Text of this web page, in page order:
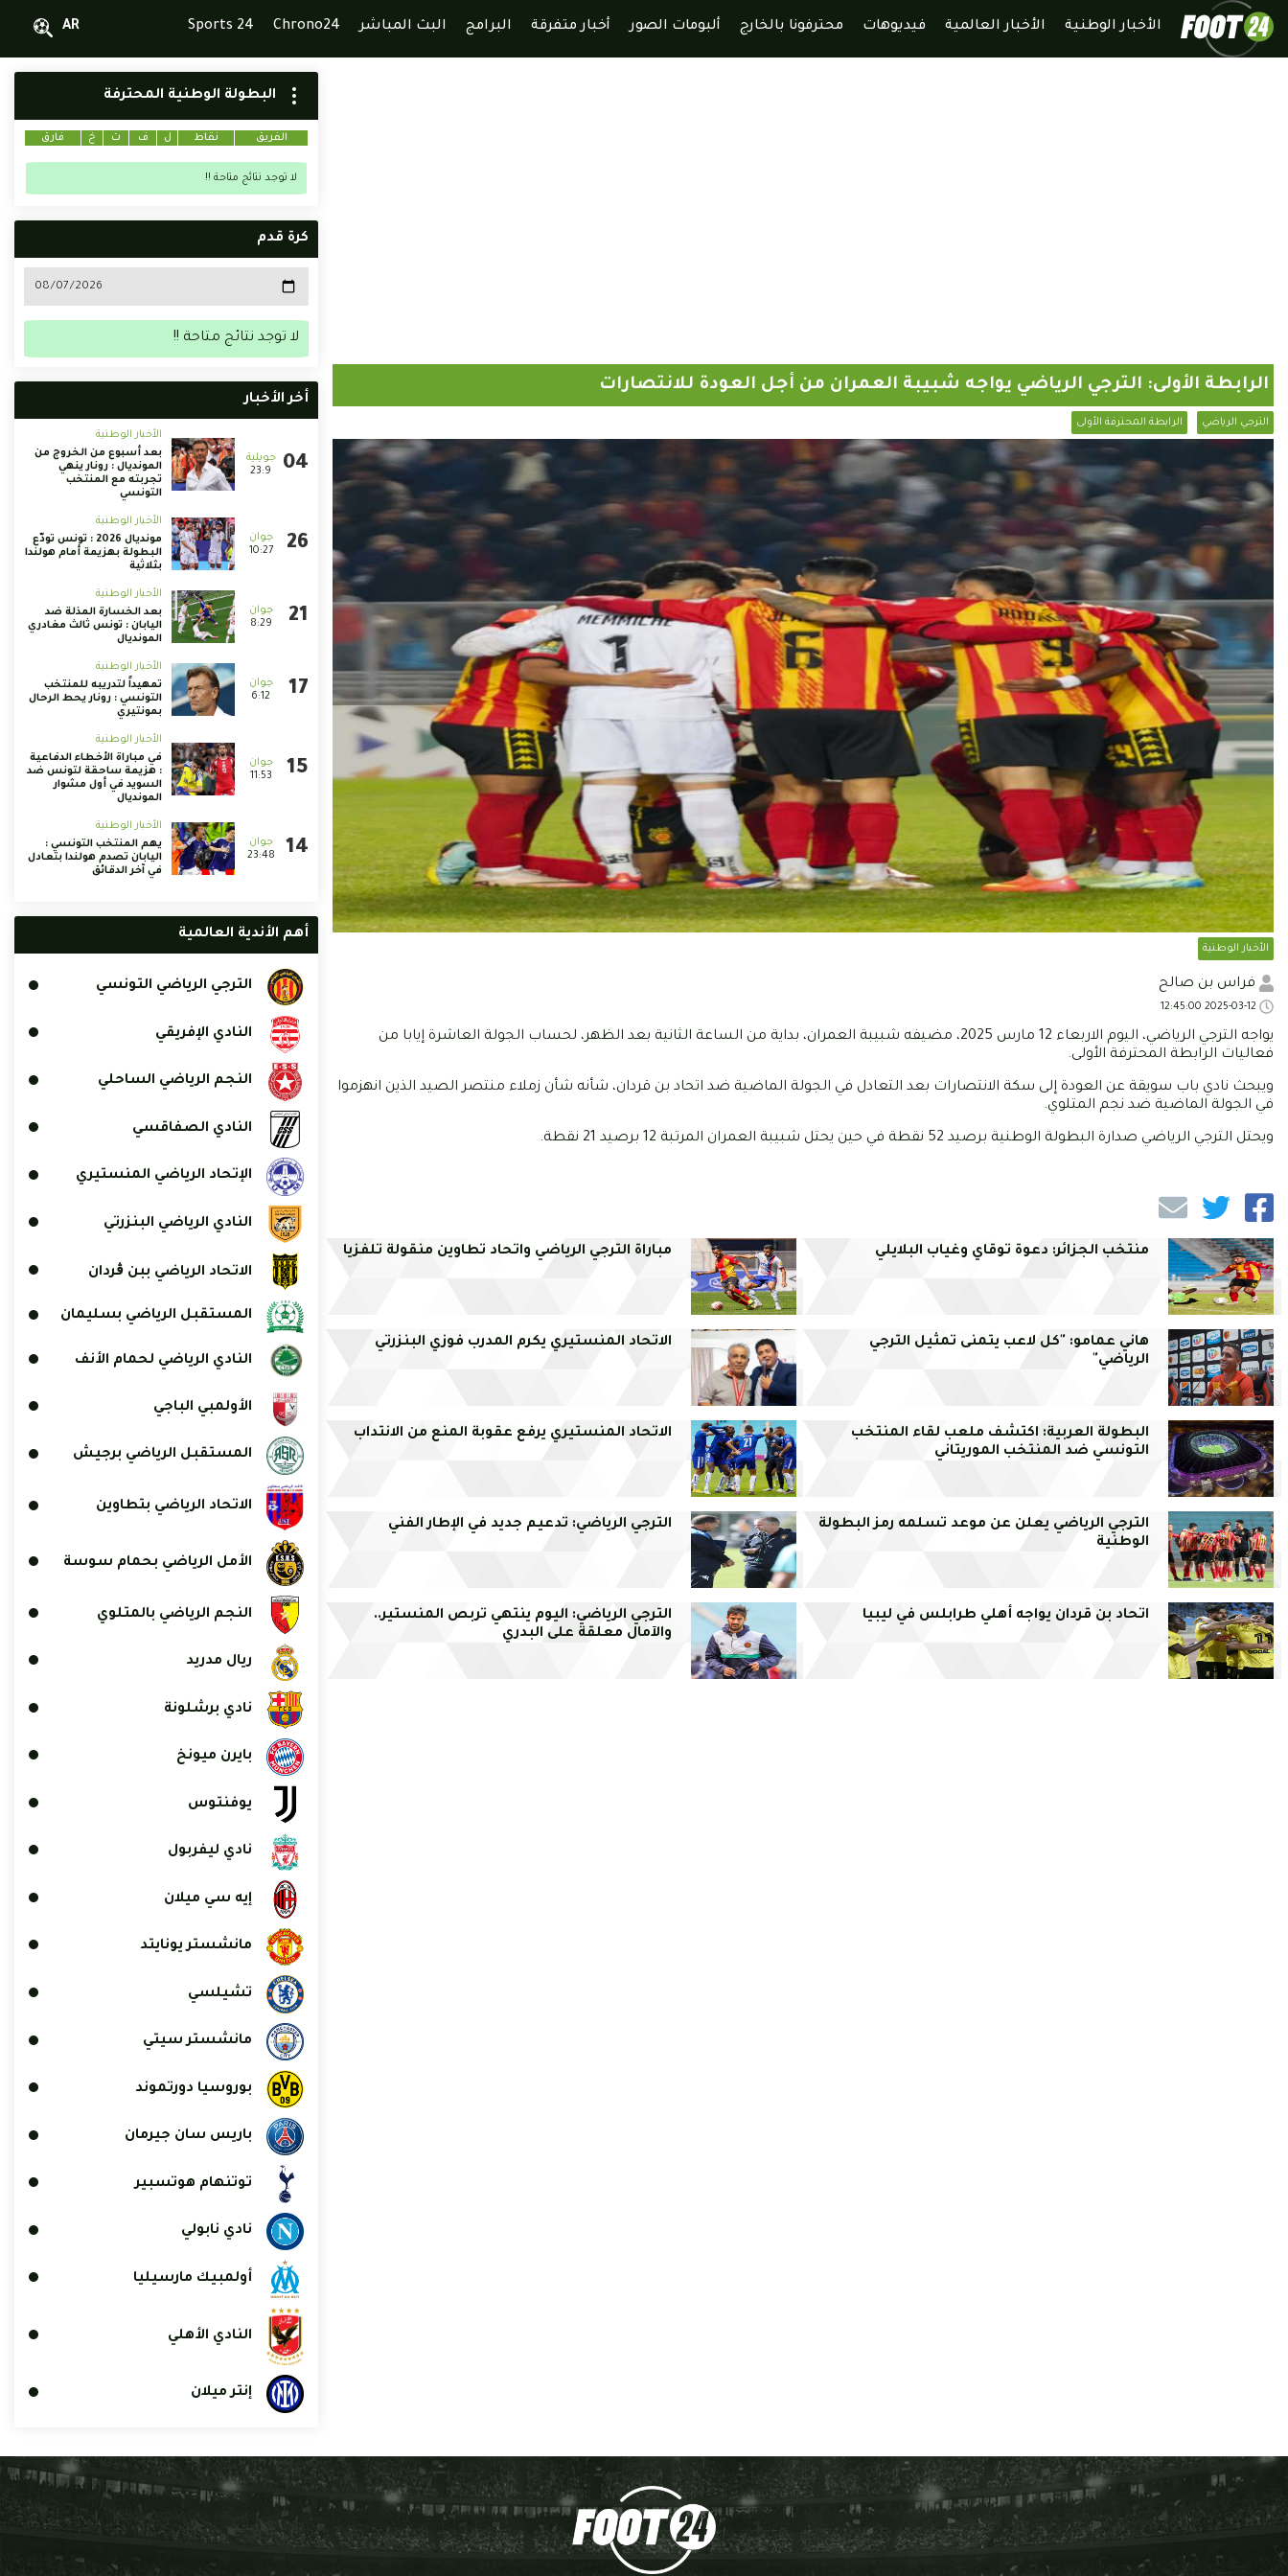
الأخبار الوطنية الأخبار العالمية فيديوهات محترفونا بالخارج ألبومات الصور أخبار متفرقة البرامج البث المباشر Chrono24
Sports 24
AR
الرابطة الأولى: الترجي الرياضي يواجه شبيبة العمران من أجل العودة للانتصارات
الترجي الرياضي الرابطة المحترفة الأولى
الأخبار الوطنية
فراس بن صالح
يواجه الترجي الرياضي، اليوم الاربعاء 12 مارس 2025، مضيفه شبيبة العمران، بداية من الساعة الثانية بعد الظهر، لحساب الجولة العاشرة إيابا من
فعاليات الرابطة المحترفة الأولى.
ويبحث نادي باب سويقة عن العودة إلى سكة الانتصارات بعد التعادل في الجولة الماضية ضد اتحاد بن قردان، شأنه شأن زملاء منتصر الصيد الذين انهزموا
في الجولة الماضية ضد نجم المتلوي.
ويحتل الترجي الرياضي صدارة البطولة الوطنية برصيد 52 نقطة في حين يحتل شبيبة العمران المرتبة 12 برصيد 21 نقطة.
منتخب الجزائر: دعوة توقاي وغياب البلايلي مباراة الترجي الرياضي واتحاد تطاوين منقولة تلفزيا
هاني عمامو: "كل لاعب يتمنى تمثيل الترجي
الرياضي"
الاتحاد المنستيري يكرم المدرب فوزي البنزرتي
البطولة العربية: اكتشف ملعب لقاء المنتخب
التونسي ضد المنتخب الموريتاني
الاتحاد المنستيري يرفع عقوبة المنع من الانتداب
الترجي الرياضي يعلن عن موعد تسلمه رمز البطولة
الوطنية
الترجي الرياضي: تدعيم جديد في الإطار الفني
اتحاد بن قردان يواجه أهلي طرابلس في ليبيا
الترجي الرياضي: اليوم ينتهي تربص المنستير..
والآمال معلقة على البدري
البطولة الوطنية المحترفة
الفريق نقاط ل ف ت خ فارق
لا توجد نتائج متاحة !!
كرة قدم
لا توجد نتائج متاحة !!
أخر الأخبار
23:9
الأخبار الوطنية
بعد أسبوع من الخروج من
المونديال : رونار ينهي
تجربته مع المنتخب
التونسي
10:27
الأخبار الوطنية
مونديال 2026 : تونس تودّع
البطولة بهزيمة أمام هولندا
بثلاثية
8:29
الأخبار الوطنية
بعد الخسارة المذلة ضد
اليابان : تونس ثالث مغادري
المونديال
6:12
الأخبار الوطنية
تمهيداً لتدريبه للمنتخب
التونسي : رونار يحط الرحال
بمونتيري
11:53
الأخبار الوطنية
في مباراة الأخطاء الدفاعية
: هزيمة ساحقة لتونس ضد
السويد في أول مشوار
المونديال
23:48
الأخبار الوطنية
يهم المنتخب التونسي :
اليابان تصدم هولندا بتعادل
في آخر الدقائق
أهم الأندية العالمية
الترجي الرياضي التونسي
النادي الإفريقي
النجم الرياضي الساحلي
النادي الصفاقسي
الإتحاد الرياضي المنستيري
النادي الرياضي البنزرتي
الاتحاد الرياضي ببن ڨردان
المستقبل الرياضي بسليمان
النادي الرياضي لحمام الأنف
الأولمبي الباجي
المستقبل الرياضي برجيش
الاتحاد الرياضي بتطاوين
الأمل الرياضي بحمام سوسة
النجم الرياضي بالمتلوي
ريال مدريد
نادي برشلونة
بايرن ميونخ
يوفنتوس
نادي ليفربول
إيه سي ميلان
مانشستر يونايتد
تشيلسي
مانشستر سيتي
بوروسيا دورتموند
باريس سان جيرمان
توتنهام هوتسبير
نادي نابولي
أولمبيك مارسيليا
النادي الأهلي
إنتر ميلان